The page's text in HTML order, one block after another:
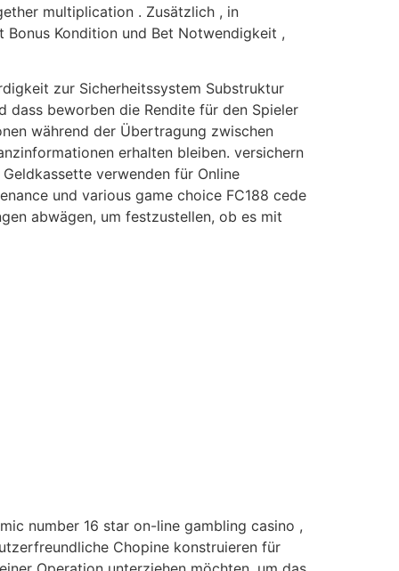
multiplication . Zusätzlich , in
Kondition und Bet Notwendigkeit ,
zur Sicherheitssystem Substruktur
dass beworben die Rendite für den Spieler
während der Übertragung zwischen
erhalten bleiben. versichern
verwenden für Online
und various game choice FC188 cede
abwägen, um festzustellen, ob es mit
number 16 star on-line gambling casino ,
Chopine konstruieren für